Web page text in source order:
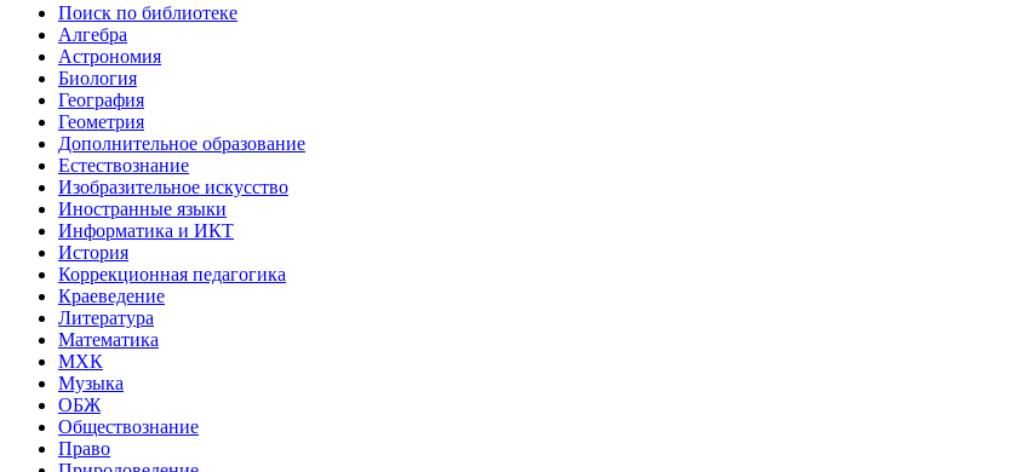
Поиск по библиотеке
Алгебра
Астрономия
Биология
География
Геометрия
Дополнительное образование
Естествознание
Изобразительное искусство
Иностранные языки
Информатика и ИКТ
История
Коррекционная педагогика
Краеведение
Литература
Математика
МХК
Музыка
ОБЖ
Обществознание
Право